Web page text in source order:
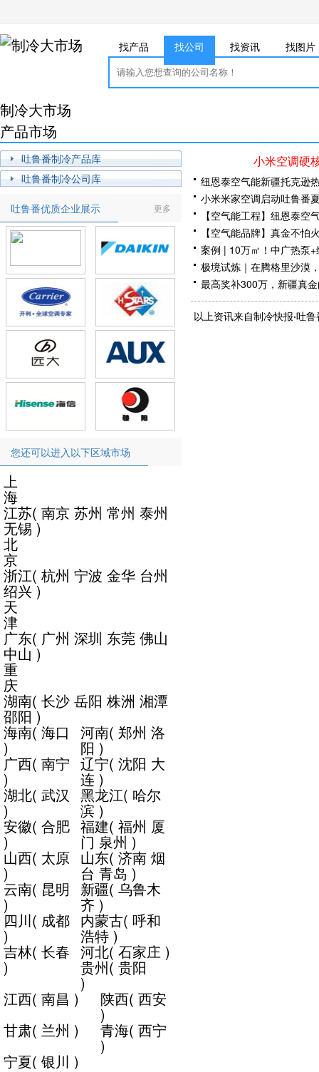
找产品 找公司 找资讯 找图片
制冷大市场
产品市场
吐鲁番制冷产品库
吐鲁番制冷公司库
更多
吐鲁番优质企业展示
您还可以进入以下区域市场
上
海
江苏( 南京 苏州 常州 泰州
无锡)
北
京
浙江( 杭州 宁波 金华 台州
绍兴)
天
津
广东( 广州 深圳 东莞 佛山
中山 )
重
庆
湖南( 长沙 岳阳 株洲 湘潭
邵阳 )
海南(海口
)
河南( 郑州 洛
阳 )
广西( 南宁
)
辽宁( 沈阳 大
连 )
湖北( 武汉
)
黑龙江( 哈尔
滨 )
安徽( 合肥
)
福建( 福州 厦
门 泉州 )
山西( 太原
)
山东( 济南 烟
台 青岛 )
云南( 昆明
)
新疆( 乌鲁木
齐 )
四川( 成都
)
内蒙古( 呼和
浩特 )
吉林( 长春
)
河北(石家庄 )
贵州( 贵阳
)
江西( 南昌 ) 陕西( 西安
)
甘肃( 兰州 ) 青海( 西宁
)
宁夏( 银川 )
小米空调硬
纽恩泰空气能新疆托克逊
小米米家空调启动吐鲁番
【空气能工程】纽恩泰空
【空气能品牌】真金不怕
案例 | 10万㎡！中广热泵
极境试炼｜在腾格里沙漠
最高奖补300万，新疆真
新疆喀什市领导一行莅临
以上资讯来自制冷快报·吐